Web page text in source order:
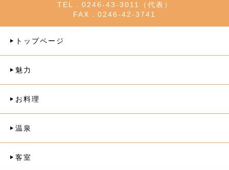
TEL．0246-43-3011（代表）
FAX．0246-42-3741
トップページ
魅力
お料理
温泉
客室